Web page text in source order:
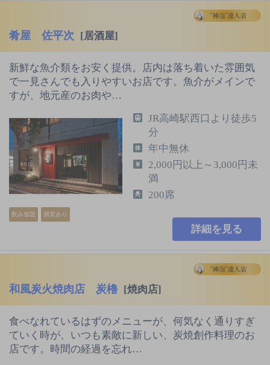
肴屋 佐平次 [居酒屋]
新鮮な魚介類をお安く提供。店内は落ち着いた雰囲気
で一見さんでも入りやすいお店です。魚介がメインで
すが、地元産のお肉や…
飲み放題 個室あり
JR高崎駅西口より徒歩5
分
年中無休
2,000円以上～3,000円未
満
200席
詳細を見る
和風炭火焼肉店 炭櫓 [焼肉店]
食べなれているはずのメニューが、何気なく通りすぎ
ていく時が、いつも素敵に新しい、炭焼創作料理のお
店です。時間の経過を忘れ…